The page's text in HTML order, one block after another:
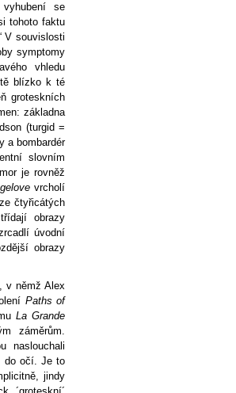
se
tohoto faktu
V souvislosti
symptomy
vhledu
blízko k té
groteskních
základna
(turgid =
a bombardér
slovním
je rovněž
vrcholí
čtyřicátých
obrazy
úvodní
obrazy
, v němž Alex
Paths of
La Grande
záměrům.
naslouchali
do očí. Je to
jindy